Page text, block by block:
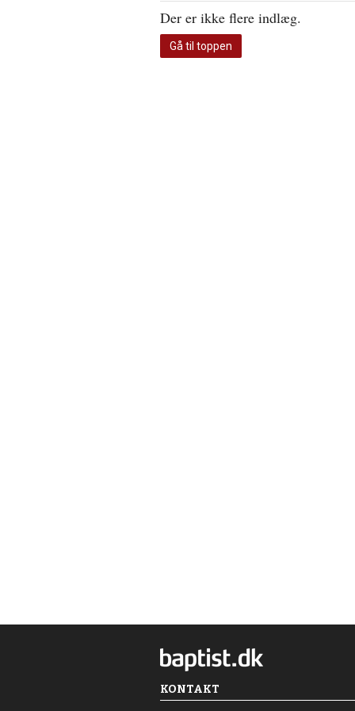
Der er ikke flere indlæg.
Gå til toppen
KONTAKT